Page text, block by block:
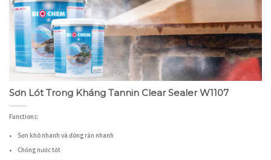
Sơn Lót Trong Kháng Tannin Clear Sealer W1107
Functions:
Sơn khô nhanh và đóng rắn nhanh
Chống nước tốt